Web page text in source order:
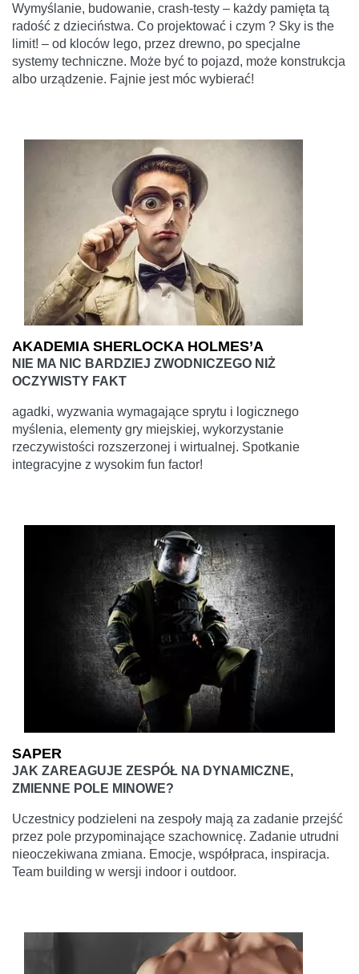
Wymyślanie, budowanie, crash-testy – każdy pamięta tą
radość z dzieciństwa. Co projektować i czym ? Sky is the
limit! – od kloców lego, przez drewno, po specjalne
systemy techniczne. Może być to pojazd, może konstrukcja
albo urządzenie. Fajnie jest móc wybierać!
AKADEMIA SHERLOCKA HOLMES’A
NIE MA NIC BARDZIEJ ZWODNICZEGO NIŻ
OCZYWISTY FAKT
agadki, wyzwania wymagające sprytu i logicznego
myślenia, elementy gry miejskiej, wykorzystanie
rzeczywistości rozszerzonej i wirtualnej. Spotkanie
integracyjne z wysokim fun factor!
SAPER
JAK ZAREAGUJE ZESPÓŁ NA DYNAMICZNE,
ZMIENNE POLE MINOWE?
Uczestnicy podzieleni na zespoły mają za zadanie przejść
przez pole przypominające szachownicę. Zadanie utrudni
nieoczekiwana zmiana. Emocje, współpraca, inspiracja.
Team building w wersji indoor i outdoor.